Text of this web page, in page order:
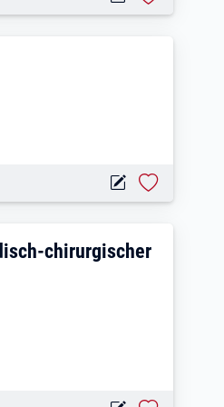
Ulm auf
chirurgischer